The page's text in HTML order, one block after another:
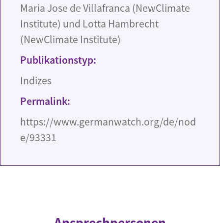
Maria Jose de Villafranca (NewClimate
Institute) und Lotta Hambrecht
(NewClimate Institute)
Publikationstyp:
Indizes
Permalink:
https://www.germanwatch.org/de/nod
e/93331